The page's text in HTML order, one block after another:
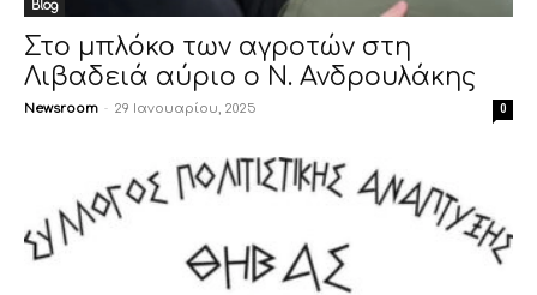
Blog
Στο μπλόκο των αγροτών στη
Λιβαδειά αύριο ο Ν. Ανδρουλάκης
Newsroom - 29 Ιανουαρίου, 2025 0